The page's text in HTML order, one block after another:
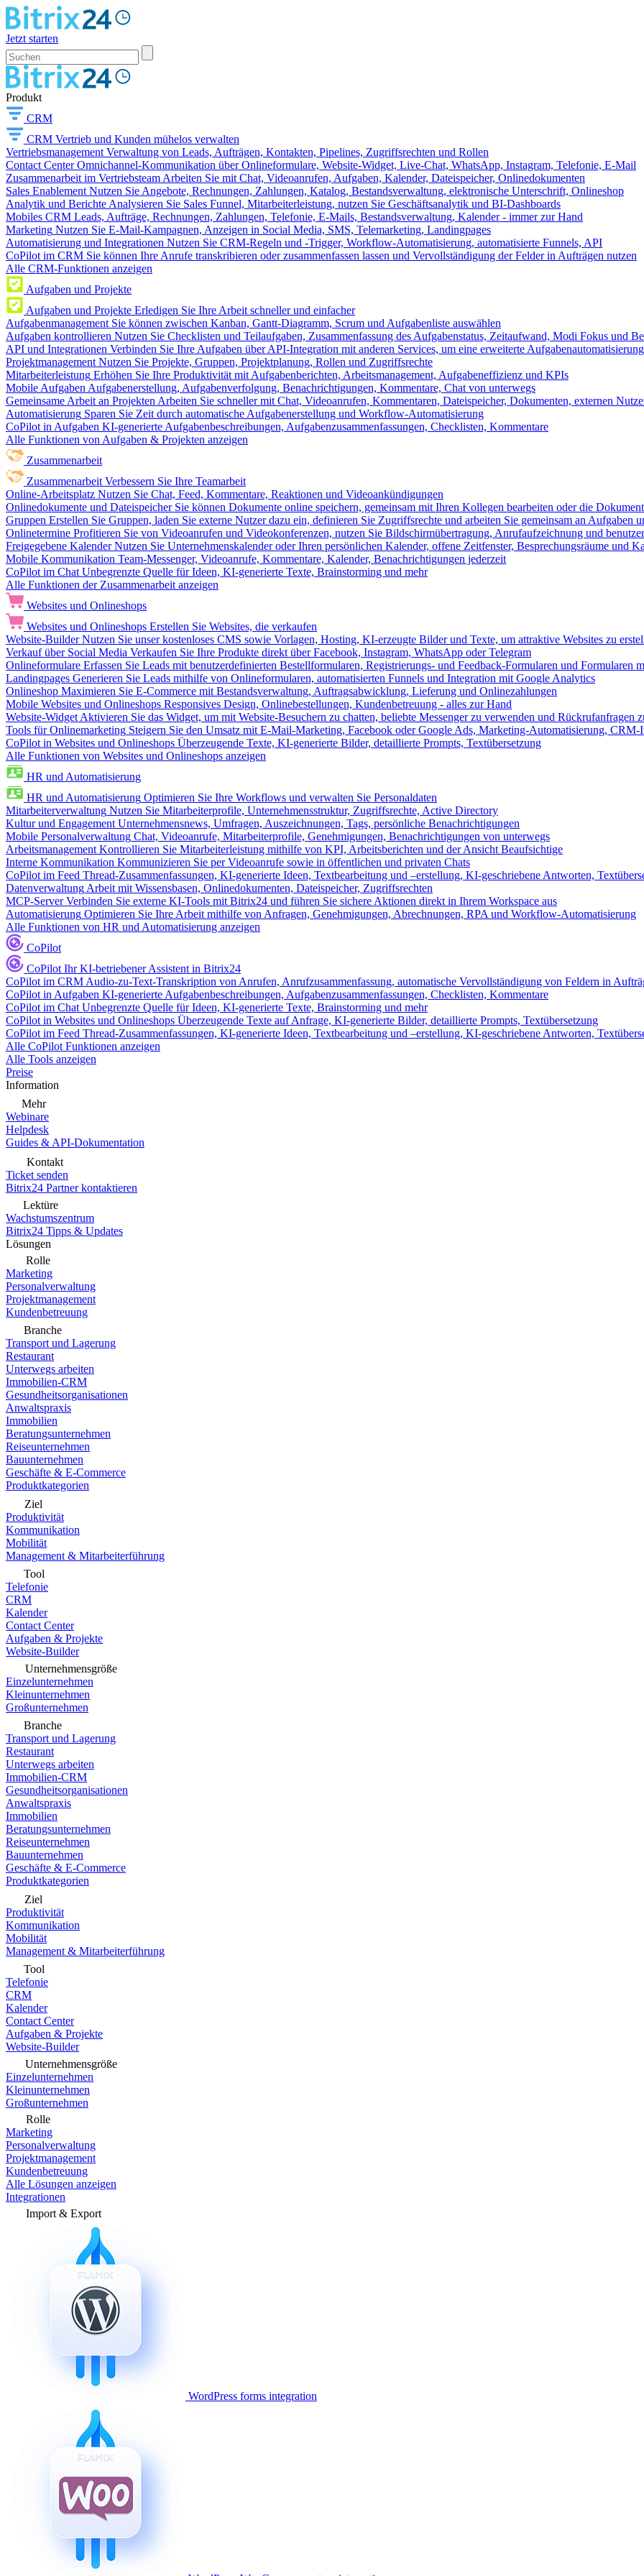
Jetzt starten
Produkt
CRM
CRM Vertrieb und Kunden mühelos verwalten
Vertriebsmanagement Verwaltung von Leads, Aufträgen, Kontakten, Pipelines, Zugriffsrechten und Rollen
Contact Center Omnichannel-Kommunikation über Onlineformulare, Website-Widget, Live-Chat, WhatsApp, Instagram, Telefonie, E-Mail
Zusammenarbeit im Vertriebsteam Arbeiten Sie mit Chat, Videoanrufen, Aufgaben, Kalender, Dateispeicher, Onlinedokumenten
Sales Enablement Nutzen Sie Angebote, Rechnungen, Zahlungen, Katalog, Bestandsverwaltung, elektronische Unterschrift, Onlineshop
Analytik und Berichte Analysieren Sie Sales Funnel, Mitarbeiterleistung, nutzen Sie Geschäftsanalytik und BI-Dashboards
Mobiles CRM Leads, Aufträge, Rechnungen, Zahlungen, Telefonie, E-Mails, Bestandsverwaltung, Kalender - immer zur Hand
Marketing Nutzen Sie E-Mail-Kampagnen, Anzeigen in Social Media, SMS, Telemarketing, Landingpages
Automatisierung und Integrationen Nutzen Sie CRM-Regeln und -Trigger, Workflow-Automatisierung, automatisierte Funnels, API
CoPilot im CRM Sie können Ihre Anrufe transkribieren oder zusammenfassen lassen und Vervollständigung der Felder in Aufträgen nutzen
Alle CRM-Funktionen anzeigen
Aufgaben und Projekte
Aufgaben und Projekte Erledigen Sie Ihre Arbeit schneller und einfacher
Aufgabenmanagement Sie können zwischen Kanban, Gantt-Diagramm, Scrum und Aufgabenliste auswählen
Aufgaben kontrollieren Nutzen Sie Checklisten und Teilaufgaben, Zusammenfassung des Aufgabenstatus, Zeitaufwand, Modi Fokus und
API und Integrationen Verbinden Sie Ihre Aufgaben über API-Integration mit anderen Services, um eine erweiterte
Projektmanagement Nutzen Sie Projekte, Gruppen, Projektplanung, Rollen und Zugriffsrechte
Mitarbeiterleistung Erhöhen Sie Ihre Produktivität mit Aufgabenberichten, Arbeitsmanagement, Aufgabeneffizienz und KPIs
Mobile Aufgaben Aufgabenerstellung, Aufgabenverfolgung, Benachrichtigungen, Kommentare, Chat von unterwegs
Gemeinsame Arbeit an Projekten Arbeiten Sie schneller mit Chat, Videoanrufen, Kommentaren, Dateispeicher, Dokumenten, externen
Automatisierung Sparen Sie Zeit durch automatische Aufgabenerstellung und Workflow-Automatisierung
CoPilot in Aufgaben KI-generierte Aufgabenbeschreibungen, Aufgabenzusammenfassungen, Checklisten, Kommentare
Alle Funktionen von Aufgaben & Projekten anzeigen
Zusammenarbeit
Zusammenarbeit Verbessern Sie Ihre Teamarbeit
Online-Arbeitsplatz Nutzen Sie Chat, Feed, Kommentare, Reaktionen und Videoankündigungen
Onlinedokumente und Dateispeicher Sie können Dokumente online speichern, gemeinsam mit Ihren Kollegen bearbeiten oder die
Gruppen Erstellen Sie Gruppen, laden Sie externe Nutzer dazu ein, definieren Sie Zugriffsrechte und arbeiten Sie gemeinsam an Aufgaben
Onlinetermine Profitieren Sie von Videoanrufen und Videokonferenzen, nutzen Sie Bildschirmübertragung, Anrufaufzeichnung und
Freigegebene Kalender Nutzen Sie Unternehmenskalender oder Ihren persönlichen Kalender, offene Zeitfenster, Besprechungsräume und
Mobile Kommunikation Team-Messenger, Videoanrufe, Kommentare, Kalender, Benachrichtigungen jederzeit
CoPilot im Chat Unbegrenzte Quelle für Ideen, KI-generierte Texte, Brainstorming und mehr
Alle Funktionen der Zusammenarbeit anzeigen
Websites und Onlineshops
Websites und Onlineshops Erstellen Sie Websites, die verkaufen
Website-Builder Nutzen Sie unser kostenloses CMS sowie Vorlagen, Hosting, KI-erzeugte Bilder und Texte, um attraktive Websites zu
Verkauf über Social Media Verkaufen Sie Ihre Produkte direkt über Facebook, Instagram, WhatsApp oder Telegram
Onlineformulare Erfassen Sie Leads mit benutzerdefinierten Bestellformularen, Registrierungs- und Feedback-Formularen und Formularen
Landingpages Generieren Sie Leads mithilfe von Onlineformularen, automatisierten Funnels und Integration mit Google Analytics
Onlineshop Maximieren Sie E-Commerce mit Bestandsverwaltung, Auftragsabwicklung, Lieferung und Onlinezahlungen
Mobile Websites und Onlineshops Responsives Design, Onlinebestellungen, Kundenbetreuung - alles zur Hand
Website-Widget Aktivieren Sie das Widget, um mit Website-Besuchern zu chatten, beliebte Messenger zu verwenden und Rückrufanfragen
Tools für Onlinemarketing Steigern Sie den Umsatz mit E-Mail-Marketing, Facebook oder Google Ads, Marketing-Automatisierung, CRM-
CoPilot in Websites und Onlineshops Überzeugende Texte, KI-generierte Bilder, detaillierte Prompts, Textübersetzung
Alle Funktionen von Websites und Onlineshops anzeigen
HR und Automatisierung
HR und Automatisierung Optimieren Sie Ihre Workflows und verwalten Sie Personaldaten
Mitarbeiterverwaltung Nutzen Sie Mitarbeiterprofile, Unternehmensstruktur, Zugriffsrechte, Active Directory
Kultur und Engagement Unternehmensnews, Umfragen, Auszeichnungen, Tags, persönliche Benachrichtigungen
Mobile Personalverwaltung Chat, Videoanrufe, Mitarbeiterprofile, Genehmigungen, Benachrichtigungen von unterwegs
Arbeitsmanagement Kontrollieren Sie Mitarbeiterleistung mithilfe von KPI, Arbeitsberichten und der Ansicht Beaufsichtige
Interne Kommunikation Kommunizieren Sie per Videoanrufe sowie in öffentlichen und privaten Chats
CoPilot im Feed Thread-Zusammenfassungen, KI-generierte Ideen, Textbearbeitung und –erstellung, KI-geschriebene Antworten,
Datenverwaltung Arbeit mit Wissensbasen, Onlinedokumenten, Dateispeicher, Zugriffsrechten
MCP-Server Verbinden Sie externe KI-Tools mit Bitrix24 und führen Sie sichere Aktionen direkt in Ihrem Workspace aus
Automatisierung Optimieren Sie Ihre Arbeit mithilfe von Anfragen, Genehmigungen, Abrechnungen, RPA und Workflow-Automatisierung
Alle Funktionen von HR und Automatisierung anzeigen
CoPilot
CoPilot Ihr KI-betriebener Assistent in Bitrix24
CoPilot im CRM Audio-zu-Text-Transkription von Anrufen, Anrufzusammenfassung, automatische Vervollständigung von Feldern in
CoPilot in Aufgaben KI-generierte Aufgabenbeschreibungen, Aufgabenzusammenfassungen, Checklisten, Kommentare
CoPilot im Chat Unbegrenzte Quelle für Ideen, KI-generierte Texte, Brainstorming und mehr
CoPilot in Websites und Onlineshops Überzeugende Texte auf Anfrage, KI-generierte Bilder, detaillierte Prompts, Textübersetzung
CoPilot im Feed Thread-Zusammenfassungen, KI-generierte Ideen, Textbearbeitung und –erstellung, KI-geschriebene Antworten,
Alle CoPilot Funktionen anzeigen
Alle Tools anzeigen
Preise
Information
Mehr
Webinare
Helpdesk
Guides & API-Dokumentation
Kontakt
Ticket senden
Bitrix24 Partner kontaktieren
Lektüre
Wachstumszentrum
Bitrix24 Tipps & Updates
Lösungen
Rolle
Marketing
Personalverwaltung
Projektmanagement
Kundenbetreuung
Branche
Transport und Lagerung
Restaurant
Unterwegs arbeiten
Immobilien-CRM
Gesundheitsorganisationen
Anwaltspraxis
Immobilien
Beratungsunternehmen
Reiseunternehmen
Bauunternehmen
Geschäfte & E-Commerce
Produktkategorien
Ziel
Produktivität
Kommunikation
Mobilität
Management & Mitarbeiterführung
Tool
Telefonie
CRM
Kalender
Contact Center
Aufgaben & Projekte
Website-Builder
Unternehmensgröße
Einzelunternehmen
Kleinunternehmen
Großunternehmen
Branche
Transport und Lagerung
Restaurant
Unterwegs arbeiten
Immobilien-CRM
Gesundheitsorganisationen
Anwaltspraxis
Immobilien
Beratungsunternehmen
Reiseunternehmen
Bauunternehmen
Geschäfte & E-Commerce
Produktkategorien
Ziel
Produktivität
Kommunikation
Mobilität
Management & Mitarbeiterführung
Tool
Telefonie
CRM
Kalender
Contact Center
Aufgaben & Projekte
Website-Builder
Unternehmensgröße
Einzelunternehmen
Kleinunternehmen
Großunternehmen
Rolle
Marketing
Personalverwaltung
Projektmanagement
Kundenbetreuung
Alle Lösungen anzeigen
Integrationen
Import & Export
WordPress forms integration